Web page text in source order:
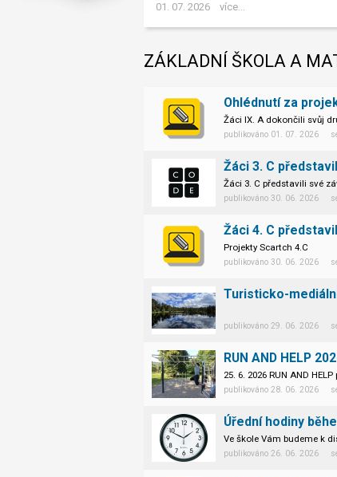
01. 07. 2026 více...
ZÁKLADNÍ ŠKOLA A
Ohlédnutí za
Žáci IX. A dokončili svůj
publikováno 01. 07. 2026
Žáci 3. C
Žáci 3. C představili své
publikováno 30. 06. 2026
Žáci 4. C
Projekty Scartch 4.C
publikováno 30. 06. 2026
publikováno 29. 06. 2026
RUN AND HELP
25. 6. 2026 RUN AND
publikováno 28. 06. 2026
Úřední hodiny
Ve škole Vám budeme k
publikováno 26. 06. 2026